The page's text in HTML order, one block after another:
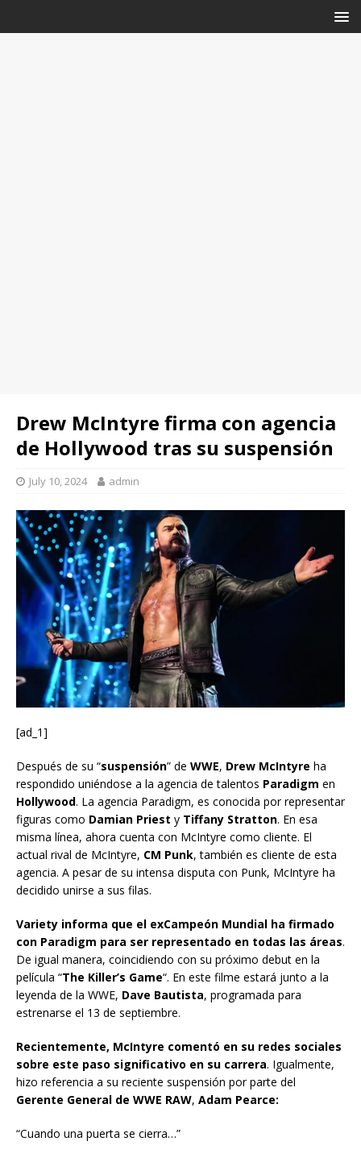
Drew McIntyre firma con agencia
de Hollywood tras su suspensión
July 10, 2024 admin
[ad_1]
Después de su “suspensión” de WWE, Drew McIntyre ha
respondido uniéndose a la agencia de talentos Paradigm en
Hollywood. La agencia Paradigm, es conocida por representar
figuras como Damian Priest y Tiffany Stratton. En esa
misma línea, ahora cuenta con McIntyre como cliente. El
actual rival de McIntyre, CM Punk, también es cliente de esta
agencia. A pesar de su intensa disputa con Punk, McIntyre ha
decidido unirse a sus filas.
Variety informa que el exCampeón Mundial ha firmado
con Paradigm para ser representado en todas las áreas.
De igual manera, coincidiendo con su próximo debut en la
película “The Killer’s Game“. En este filme estará junto a la
leyenda de la WWE, Dave Bautista, programada para
estrenarse el 13 de septiembre.
Recientemente, McIntyre comentó en su redes sociales
sobre este paso significativo en su carrera. Igualmente,
hizo referencia a su reciente suspensión por parte del
Gerente General de WWE RAW, Adam Pearce:
“Cuando una puerta se cierra…”